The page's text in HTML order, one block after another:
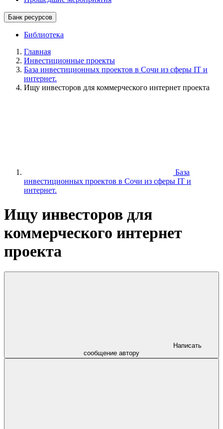
Банк ресурсов
Библиотека
Главная
Инвестиционные проекты
База инвестиционных проектов в Сочи из сферы IT и
интернет.
Ищу инвесторов для коммерческого интернет проекта
База
инвестиционных проектов в Сочи из сферы IT и
интернет.
Ищу инвесторов для
коммерческого интернет
проекта
сообщение автору